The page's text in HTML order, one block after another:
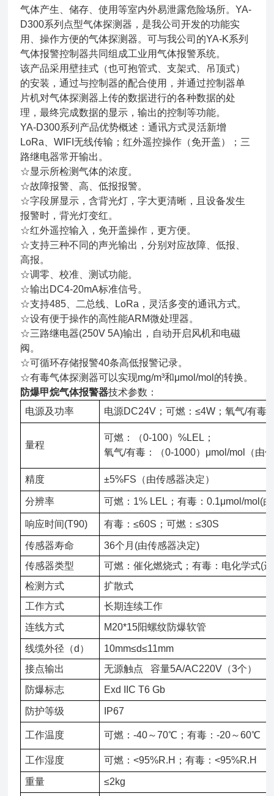
气体产生、储存、使用等室内外易泄露危险场所。YA-
D300系列点型气体探测器，是我公司开发的功能实
用、操作方便的气体探测器。可与我公司的YA-K系列
气体报警控制器共同组成工业用气体报警系统。
该产品采用壁挂式（也可抱管式、支架式、吊顶式）
的安装，通过与控制器的配合使用，并通过控制器单
片机对气体探测器上传的数据进行的各种数据的处
理，最终完成数据的显示，输出的控制等功能。
YA-D300系列产品优势概述：通讯方式灵活新增
LoRa、WIFI无线传输；红外遥控操作（免开盖）；三
路继电器常开输出。
☆显示所检测气体的浓度。
☆故障报警、高、低报报警。
☆字段屏显示，含背光灯，字大更清晰，且设备发生
报警时，背光灯变红。
☆红外遥控输入，免开盖操作，更方便。
☆支持三种不同的声光输出，分别对应故障、低报、
高报。
☆调零、校准、测试功能。
☆输出DC4-20mA标准信号。
☆支持485、二总线、LoRa，灵活多变的通讯方式。
☆设有便于操作的高性能ARM微处理器。
☆三路继电器(250V 5A)输出，自动开启风机和电磁
阀。
☆可循环存储报警40条高低报警记录。
☆有毒气体探测器可以实现mg/m³和μmol/mol的转换。
防爆甲烷气体报警器技术参数：
电源及功率
电源DC24V；可燃：≤4W；氧气/有毒
量程
可燃：（0-100）%LEL；
氧气/有毒：（0-1000）μmol/mol（由
精度 ±5%FS（由传感器决定）
分辨率 可燃：1% LEL；有毒：0.1μmol/mol(
响应时间(T90) 有毒：≤60S；可燃：≤30S
传感器寿命
36个月(由传感器决定)
传感器类型
可燃：催化燃烧式；有毒：电化学式(
检测方式
扩散式
工作方式
长期连续工作
连线方式
M20*15阳螺纹防爆软管
线缆外径（d）
10mm≤d≤11mm
接点输出
无源触点 容量5A/AC220V（3个）
防爆标志
Exd IIC T6 Gb
防护等级 IP67
工作温度 可燃：-40～70℃；有毒：-20～60℃
工作湿度 可燃：<95%R.H；有毒：<95%R.H
重量 ≤2kg